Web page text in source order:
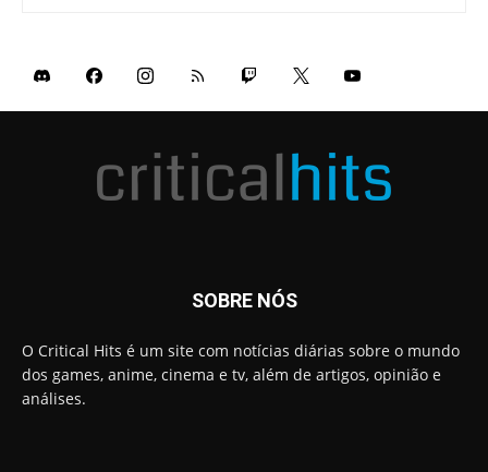
SOBRE NÓS
O Critical Hits é um site com notícias diárias sobre o mundo
dos games, anime, cinema e tv, além de artigos, opinião e
análises.